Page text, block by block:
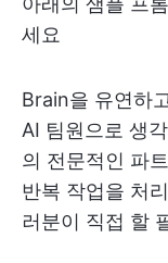
세요
Brain을 유연하
AI 팀원으로 생
의 전문적인 파
반복 작업을 처
러분이 직접 할